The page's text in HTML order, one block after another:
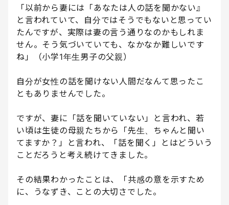
「以前から妻には「あなたは人の話を聞かない』
と言われていて、自分ではそうでもないと思ってい
たんですが、実際は妻の言う通りなのかもしれま
せん。そう気づいていても、なかなか難しいです
ね」（小学1年生男子の父親）
自分が女性の話を聞けない人間だなんて思ったこ
ともありませんでした。
ですが、妻に「話を聞いていない」と言われ、若
い頃は生徒の母親たちから「先生、ちゃんと聞い
てますか？」と言われ、「話を聞く」とはどういう
ことだろうと考え続けてきました。
その結果わかったことは、「共感の意を示すため
に、うなずき、ことの大切さでした。